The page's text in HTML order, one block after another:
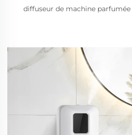
diffuseur de machine parfumée